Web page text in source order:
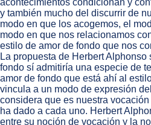
y también mucho del discurrir de
modo en que los acogemos, el
modo en que nos relacionamos
estilo de amor de fondo que nos
La propuesta de Herbert Alphonso
fondo sí admitiría una especie de
amor de fondo que está ahí al
vincula a un modo de expresión
considera que es nuestra
ha dado a cada uno. Herbert
entre su noción de vocación y la